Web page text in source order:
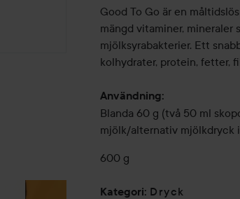
Good To Go är en
mängd vitaminer, mineraler
mjölksyrabakterier. Ett
kolhydrater, protein, fetter,
Användning:
Blanda 60 g (två 50 ml
mjölk/alternativ mjölkdryck i
600 g
Kategori: Dryck